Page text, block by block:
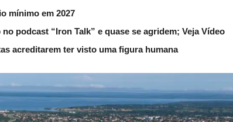
mínimo em 2027
podcast “Iron Talk” e quase se agridem; Veja Vídeo
acreditarem ter visto uma figura humana